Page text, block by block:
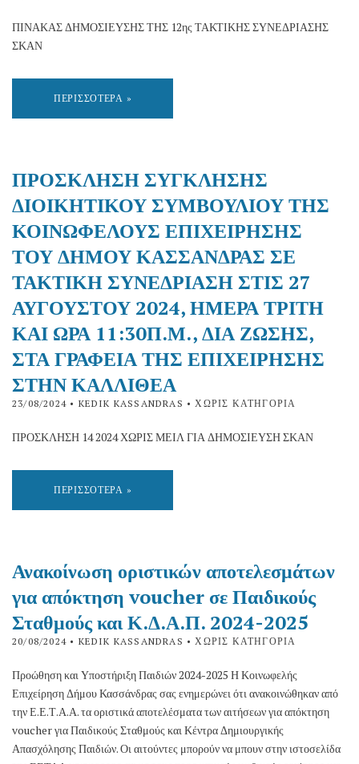
ΠΙΝΑΚΑΣ ΔΗΜΟΣΙΕΥΣΗΣ ΤΗΣ 12ης ΤΑΚΤΙΚΗΣ ΣΥΝΕΔΡΙΑΣΗΣ
ΣΚΑΝ
ΠΕΡΙΣΣΌΤΕΡΑ »
ΠΡΟΣΚΛΗΣΗ ΣΥΓΚΛΗΣΗΣ
ΔΙΟΙΚΗΤΙΚΟΥ ΣΥΜΒΟΥΛΙΟΥ ΤΗΣ
ΚΟΙΝΩΦΕΛΟΥΣ ΕΠΙΧΕΙΡΗΣΗΣ
ΤΟΥ ΔΗΜΟΥ ΚΑΣΣΑΝΔΡΑΣ ΣΕ
ΤΑΚΤΙΚΗ ΣΥΝΕΔΡΙΑΣΗ ΣΤΙΣ 27
ΑΥΓΟΥΣΤΟΥ 2024, ΗΜΕΡΑ ΤΡΙΤΗ
ΚΑΙ ΩΡΑ 11:30Π.Μ., ΔΙΑ ΖΩΣΗΣ,
ΣΤΑ ΓΡΑΦΕΙΑ ΤΗΣ ΕΠΙΧΕΙΡΗΣΗΣ
ΣΤΗΝ ΚΑΛΛΙΘΕΑ
23/08/2024 • KEDIK KASSANDRAS • ΧΩΡΊΣ ΚΑΤΗΓΟΡΊΑ
ΠΡΟΣΚΛΗΣΗ 14 2024 ΧΩΡΙΣ ΜΕΙΛ ΓΙΑ ΔΗΜΟΣΙΕΥΣΗ ΣΚΑΝ
ΠΕΡΙΣΣΌΤΕΡΑ »
Ανακοίνωση οριστικών αποτελεσμάτων
για απόκτηση voucher σε Παιδικούς
Σταθμούς και Κ.Δ.Α.Π. 2024-2025
20/08/2024 • KEDIK KASSANDRAS • ΧΩΡΊΣ ΚΑΤΗΓΟΡΊΑ
Προώθηση και Υποστήριξη Παιδιών 2024-2025 Η Κοινωφελής
Επιχείρηση Δήμου Κασσάνδρας σας ενημερώνει ότι ανακοινώθηκαν από
την Ε.Ε.Τ.Α.Α. τα οριστικά αποτελέσματα των αιτήσεων για απόκτηση
voucher για Παιδικούς Σταθμούς και Κέντρα Δημιουργικής
Απασχόλησης Παιδιών. Οι αιτούντες μπορούν να μπουν στην ιστοσελίδα